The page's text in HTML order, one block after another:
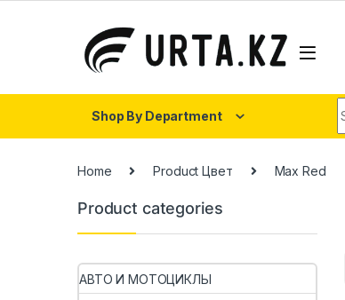
Shop By Department
Home Product Цвет Max Red
Product categories
АВТО И МОТОЦИКЛЫ